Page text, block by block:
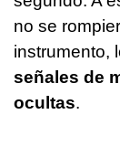
no se
instrumento,
señales de
ocultas.